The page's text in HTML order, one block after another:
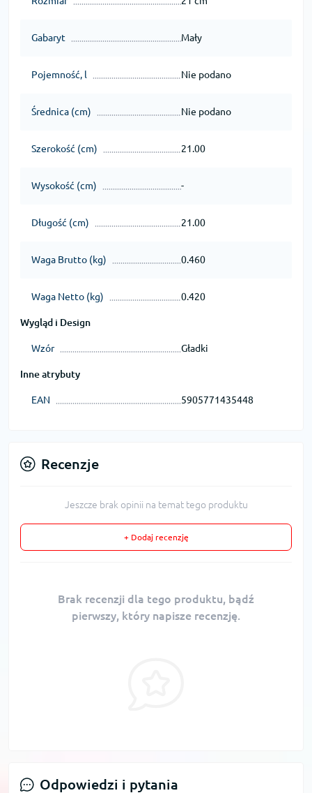
Gabaryt Mały
Pojemność, l Nie podano
Średnica (cm) Nie podano
Szerokość (cm) 21.00
Wysokość (cm) -
Długość (cm) 21.00
Waga Brutto (kg) 0.460
Waga Netto (kg) 0.420
Wygląd i Design
Wzór Gładki
Inne atrybuty
EAN 5905771435448
Recenzje
Jeszcze brak opinii na temat tego produktu
+ Dodaj recenzję
Brak recenzji dla tego produktu, bądź
pierwszy, który napisze recenzję.
Odpowiedzi i pytania